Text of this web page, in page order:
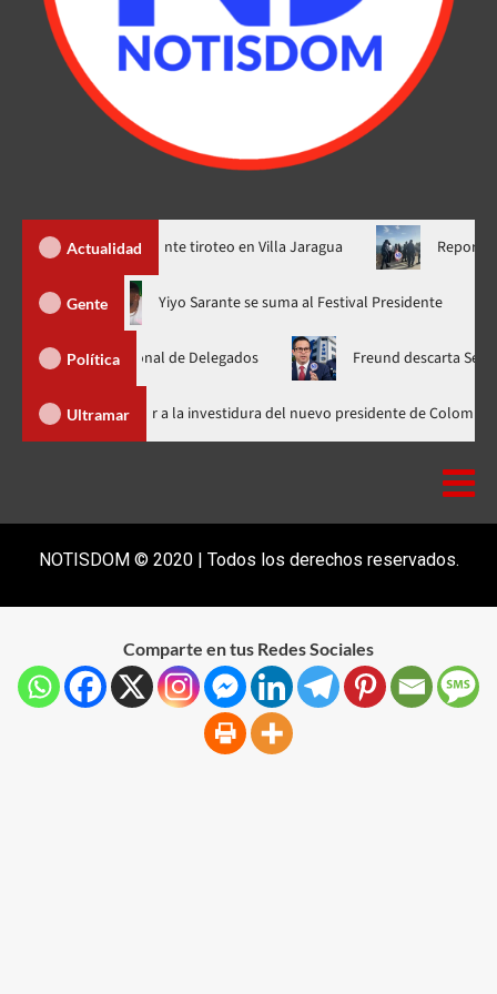
Actualidad
heridos durante tiroteo en Villa Jaragua Reportan
Gente
en nuevo horario Yiyo Sarante se suma al Festival
Política
Nacional de Delegados Freund descarta Secretaría de
Ultramar
Abinader llega a Cali para asistir a la investidura del nuevo presidente
NOTISDOM © 2020 | Todos los derechos reservados.
Comparte en tus Redes Sociales